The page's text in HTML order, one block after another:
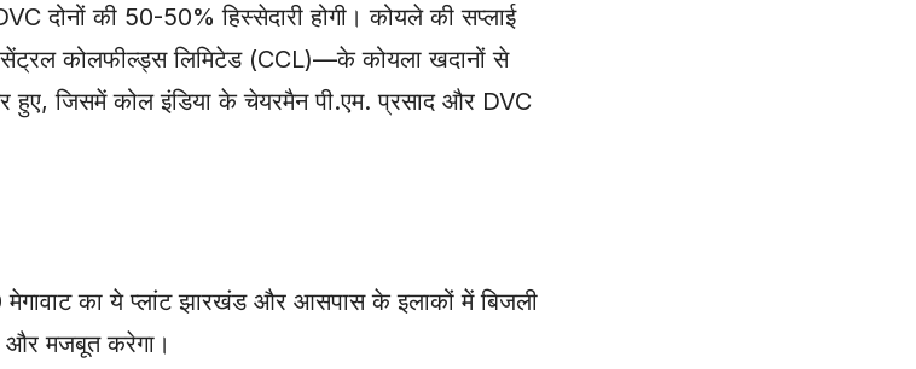
दोनों की 50-50% हिस्सेदारी होगी। कोयले की सप्लाई
कोलफील्ड्स लिमिटेड (CCL)—के कोयला खदानों से
हुए, जिसमें कोल इंडिया के चेयरमैन पी.एम. प्रसाद और DVC
मेगावाट का ये प्लांट झारखंड और आसपास के इलाकों में बिजली
और मजबूत करेगा।